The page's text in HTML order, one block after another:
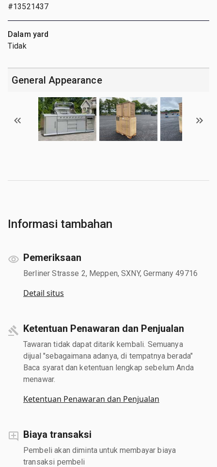
#13521437
Dalam yard
Tidak
General Appearance
Informasi tambahan
Pemeriksaan
Berliner Strasse 2, Meppen, SXNY, Germany 49716
Detail situs
Ketentuan Penawaran dan Penjualan
Tawaran tidak dapat ditarik kembali. Semuanya
dijual "sebagaimana adanya, di tempatnya berada"
Baca syarat dan ketentuan lengkap sebelum Anda
menawar.
Ketentuan Penawaran dan Penjualan
Biaya transaksi
Pembeli akan diminta untuk membayar biaya
transaksi pembeli